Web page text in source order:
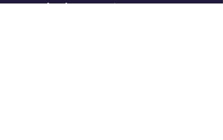
Organisatie: De Rode Lopers